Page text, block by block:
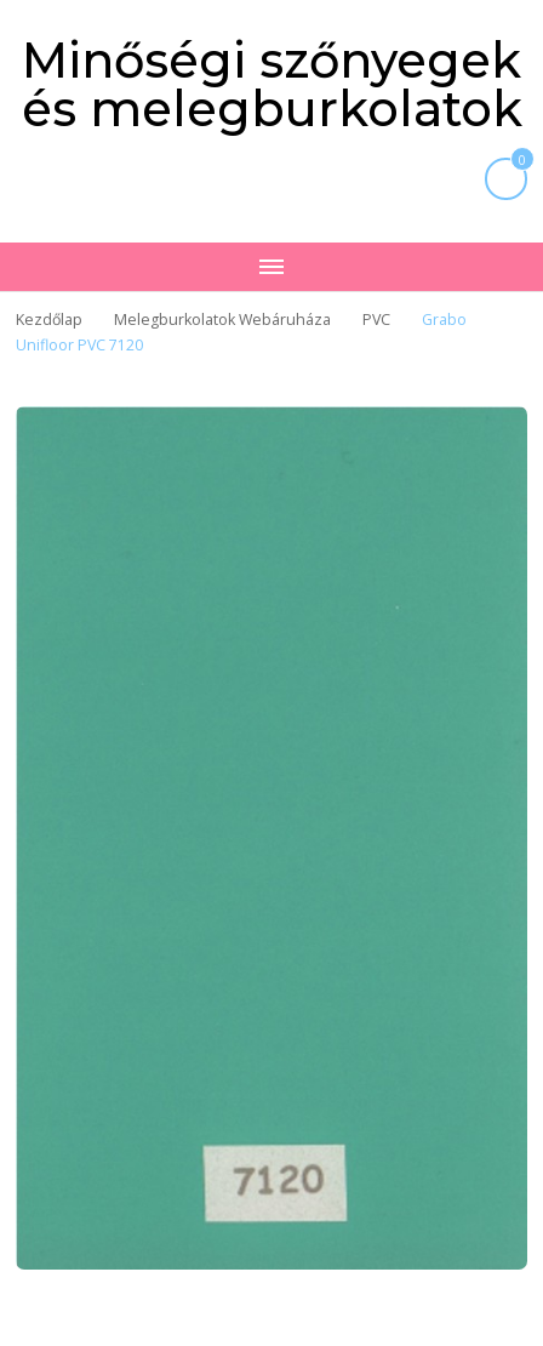
Minőségi szőnyegek
és melegburkolatok
0
Kezdőlap Melegburkolatok Webáruháza PVC
Grabo
Unifloor PVC 7120